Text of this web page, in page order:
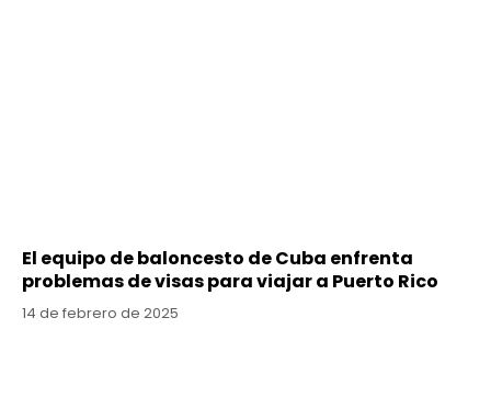
El equipo de baloncesto de Cuba enfrenta
problemas de visas para viajar a Puerto Rico
14 de febrero de 2025